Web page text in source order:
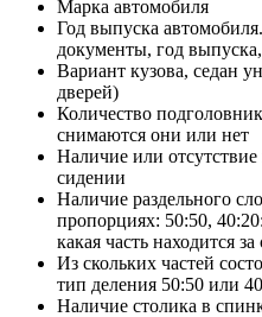
Марка автомобиля
Год выпуска
документы, год
Вариант кузова, седан
дверей)
Количество
снимаются они или нет
Наличие или
сидении
Наличие раздельного
пропорциях: 50:50,
какая часть находится
Из скольких частей
тип деления 50:50 или
Наличие столика в